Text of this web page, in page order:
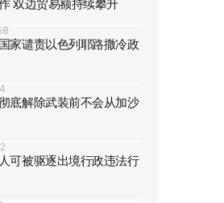
双边贸易额持续攀升
家谴责以色列耶路撒冷政
底解除武装前不会从加沙
可被驱逐出境行政违法行